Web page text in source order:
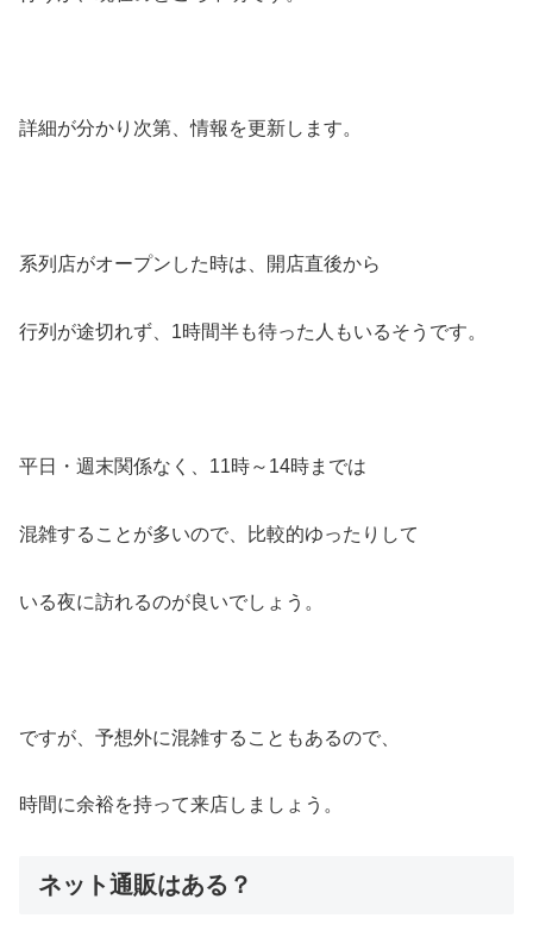
詳細が分かり次第、情報を更新します。
系列店がオープンした時は、開店直後から
行列が途切れず、1時間半も待った人もいるそうです。
平日・週末関係なく、11時～14時までは
混雑することが多いので、比較的ゆったりして
いる夜に訪れるのが良いでしょう。
ですが、予想外に混雑することもあるので、
時間に余裕を持って来店しましょう。
ネット通販はある？